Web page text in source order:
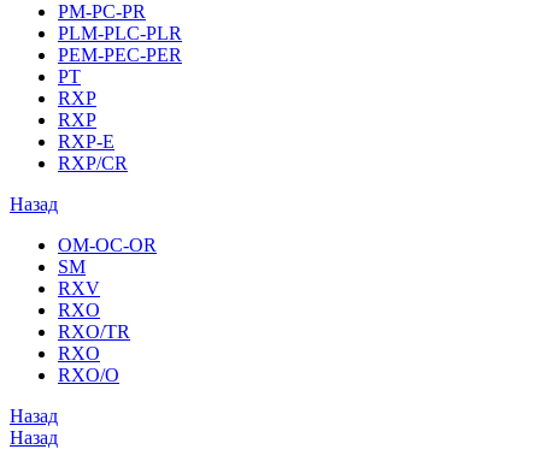
PM-PC-PR
PLM-PLC-PLR
PEM-PEC-PER
PT
RXP
RXP
RXP-E
RXP/CR
Назад
OM-OC-OR
SM
RXV
RXO
RXO/TR
RXO
RXO/O
Назад
Назад